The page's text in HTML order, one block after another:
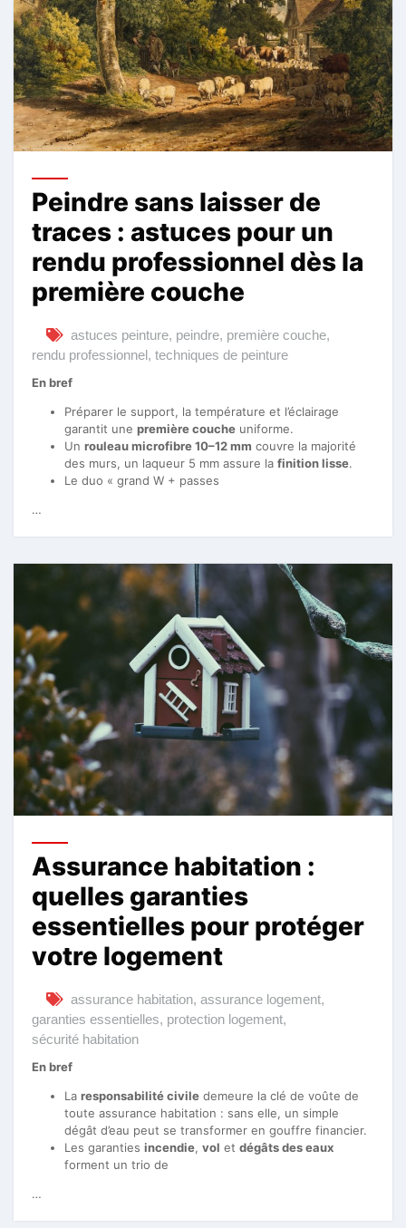
Peindre sans laisser de
traces : astuces pour un
rendu professionnel dès la
première couche
astuces peinture, peindre, première couche,
rendu professionnel, techniques de peinture
En bref
Préparer le support, la température et l’éclairage
garantit une première couche uniforme.
Un rouleau microfibre 10–12 mm couvre la majorité
des murs, un laqueur 5 mm assure la finition lisse.
Le duo « grand W + passes
…
Assurance habitation :
quelles garanties
essentielles pour protéger
votre logement
assurance habitation, assurance logement,
garanties essentielles, protection logement,
sécurité habitation
En bref
La responsabilité civile demeure la clé de voûte de
toute assurance habitation : sans elle, un simple
dégât d’eau peut se transformer en gouffre financier.
Les garanties incendie, vol et dégâts des eaux
forment un trio de
…